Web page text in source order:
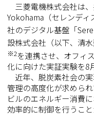
三菱電機株式会社は
Yokohama（セレンデ
社のデジタル基盤「
設株式会社（以下、清
※2を連携させ、オフィ
化に向けた実証実験を8
近年、脱炭素社会の
管理の高度化が求めら
ビルのエネルギー消費
効率的に制御を行うこ